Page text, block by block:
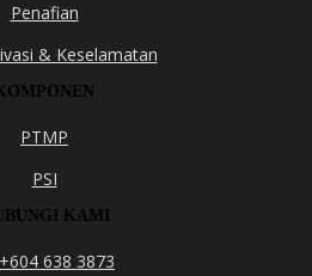
Penafian
& Keselamatan
KOMPONEN
PTMP
PSI
KAMI
+604 638 3873